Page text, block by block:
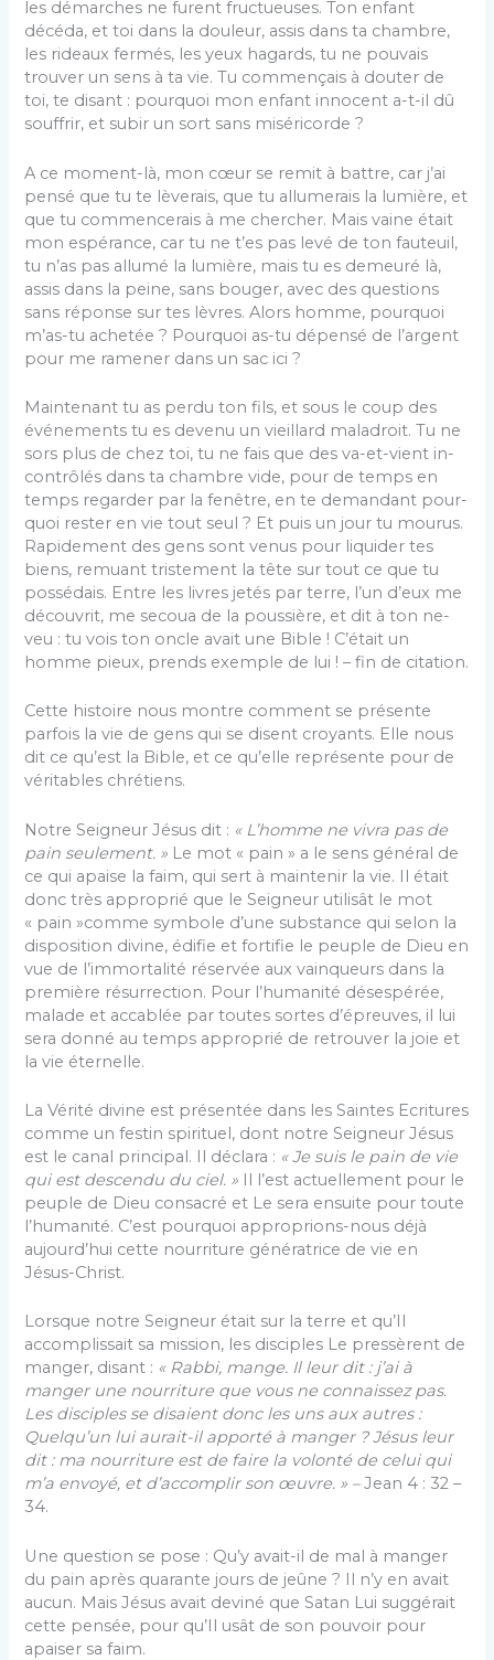
les démarches ne furent fructueuses. Ton enfant
décéda, et toi dans la douleur, assis dans ta chambre,
les rideaux fermés, les yeux hagards, tu ne pouvais
trouver un sens à ta vie. Tu commençais à douter de
toi, te disant : pourquoi mon enfant innocent a-t-il dû
souffrir, et subir un sort sans miséricorde ?
A ce moment-là, mon cœur se remit à battre, car j’ai
pensé que tu te lèverais, que tu allumerais la lu­mière, et
que tu commencerais à me chercher. Mais vaine était
mon espérance, car tu ne t’es pas levé de ton fauteuil,
tu n’as pas allumé la lumière, mais tu es demeuré là,
assis dans la peine, sans bouger, avec des questions
sans réponse sur tes lèvres. Alors homme, pourquoi
m’as-tu achetée ? Pourquoi as-tu dépensé de l’argent
pour me ramener dans un sac ici ?
Maintenant tu as perdu ton fils, et sous le coup des
événements tu es devenu un vieillard maladroit. Tu ne
sors plus de chez toi, tu ne fais que des va-et-vient in­
contrôlés dans ta chambre vide, pour de temps en
temps regarder par la fenêtre, en te demandant pour­
quoi rester en vie tout seul ? Et puis un jour tu mourus.
Rapidement des gens sont venus pour liquider tes
biens, remuant tristement la tête sur tout ce que tu
possédais. Entre les livres jetés par terre, l’un d’eux me
découvrit, me secoua de la poussière, et dit à ton ne­
veu : tu vois ton oncle avait une Bible ! C’était un
homme pieux, prends exemple de lui ! – fin de citation.
Cette histoire nous montre comment se présente
parfois la vie de gens qui se disent croyants. Elle nous
dit ce qu’est la Bible, et ce qu’elle représente pour de
véritables chrétiens.
Notre Seigneur Jésus dit : « L’homme ne vivra pas de
pain seulement. » Le mot « pain » a le sens général de
ce qui apaise la faim, qui sert à maintenir la vie. Il était
donc très approprié que le Seigneur utilisât le mot
« pain »comme symbole d’une substance qui selon la
disposition divine, édifie et fortifie le peuple de Dieu en
vue de l’immortalité réservée aux vainqueurs dans la
première résurrection. Pour l’humanité désespérée,
malade et accablée par toutes sortes d’épreuves, il lui
sera donné au temps approprié de retrouver la joie et
la vie éternelle.
La Vérité divine est présentée dans les Saintes Ecritures
comme un festin spirituel, dont notre Sei­gneur Jésus
est le canal principal. Il déclara : « Je suis le pain de vie
qui est descendu du ciel. » Il l’est actuel­lement pour le
peuple de Dieu consacré et Le sera en­suite pour toute
l’humanité. C’est pourquoi appro­prions-nous déjà
aujourd’hui cette nourriture généra­trice de vie en
Jésus-Christ.
Lorsque notre Seigneur était sur la terre et qu’Il
accomplissait sa mission, les disciples Le pressèrent de
manger, disant : « Rabbi, mange. Il leur dit : j’ai à
manger une nourriture que vous ne connaissez pas.
Les disciples se disaient donc les uns aux autres :
Quelqu’un lui aurait-il apporté à manger ? Jésus leur
dit : ma nourriture est de faire la volonté de celui qui
m’a envoyé, et d’accomplir son œuvre. » –Jean 4 : 32 –
34.
Une question se pose : Qu’y avait-il de mal à manger
du pain après quarante jours de jeûne ? Il n’y en avait
aucun. Mais Jésus avait deviné que Satan Lui suggérait
cette pensée, pour qu’Il usât de son pouvoir pour
apaiser sa faim.